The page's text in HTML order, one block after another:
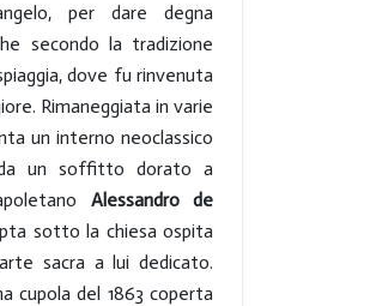
per dare degna
secondo la tradizione
dove fu rinvenuta
Rimaneggiata in varie
un interno neoclassico
un soffitto dorato a
Alessandro de
sotto la chiesa ospita
sacra a lui dedicato.
cupola del 1863 coperta